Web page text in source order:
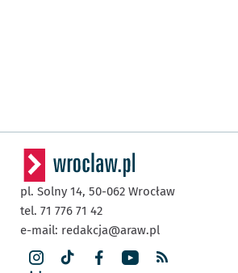
pl. Solny 14, 50-062 Wrocław
tel. 71 776 71 42
e-mail: redakcja@araw.pl